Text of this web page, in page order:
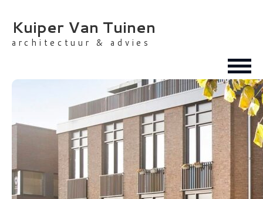
content
Kuiper Van Tuinen
architectuur & advies